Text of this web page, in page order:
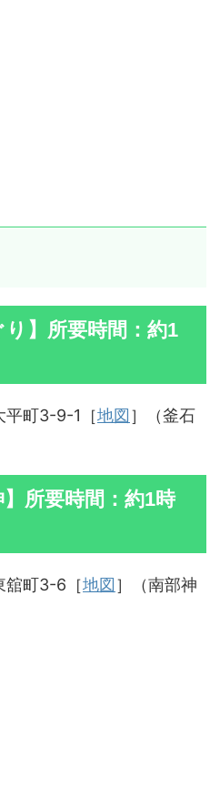
り】所要時間：約1
平町3-9-1［地図 ］（釜石
】所要時間：約1時
舘町3-6［地図 ］（南部神